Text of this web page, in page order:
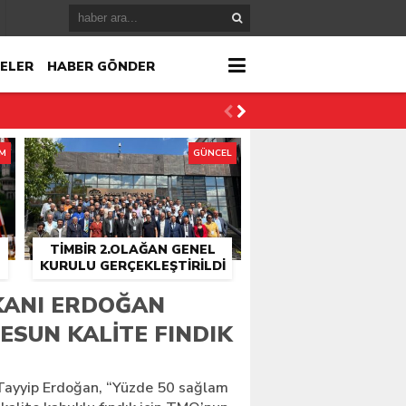
HABER GÖNDER
TİMBİR 2.OLAĞAN GENEL
KURULU GERÇEKLEŞTIRILDI
GÜNCEL
ERDOĞAN
KALITE FINDIK
Erdoğan, “Yüzde 50 sağlam